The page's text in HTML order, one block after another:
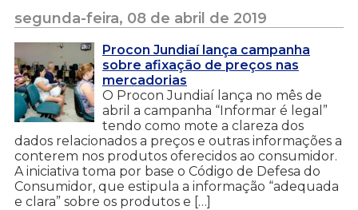
segunda-feira, 08 de abril de 2019
Procon Jundiaí lança campanha
sobre afixação de preços nas
mercadorias
O Procon Jundiaí lança no mês de
abril a campanha “Informar é legal”
tendo como mote a clareza dos
dados relacionados a preços e outras informações a
conterem nos produtos oferecidos ao consumidor.
A iniciativa toma por base o Código de Defesa do
Consumidor, que estipula a informação “adequada
e clara” sobre os produtos e […]